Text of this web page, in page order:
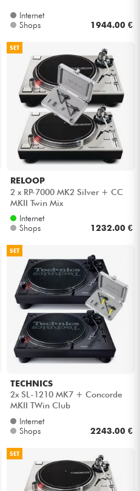
Internet
Shops
1944.00 €
SET
RELOOP
2 x RP-7000 MK2 Silver + CC
MKII Twin Mix
Internet
Shops
1232.00 €
SET
TECHNICS
2x SL-1210 MK7 + Concorde
MKII TWin Club
Internet
Shops
2243.00 €
SET